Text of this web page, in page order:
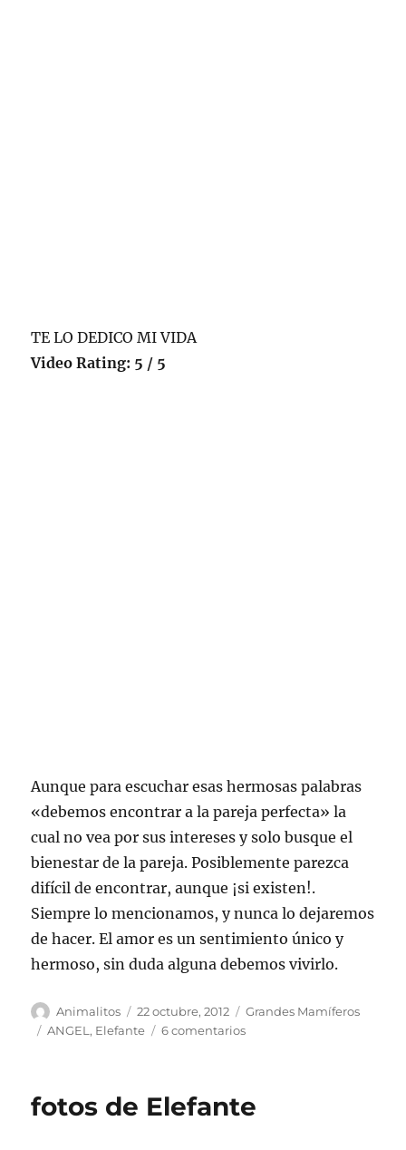
TE LO DEDICO MI VIDA
Video Rating: 5 / 5
Aunque para escuchar esas hermosas palabras
«debemos encontrar a la pareja perfecta» la
cual no vea por sus intereses y solo busque el
bienestar de la pareja. Posiblemente parezca
difícil de encontrar, aunque ¡si existen!.
Siempre lo mencionamos, y nunca lo dejaremos
de hacer. El amor es un sentimiento único y
hermoso, sin duda alguna debemos vivirlo.
Autor
Animalitos
Publicado
el
22 octubre, 2012 Categorías
Grandes Mamíferos
Etiquetas
ANGEL, Elefante 6 comentariosen
fotos de Elefante